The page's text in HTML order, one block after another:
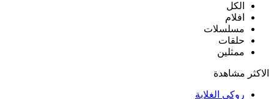
الكل
افلام
مسلسلات
حلقات
ممثلين
الاكثر مشاهدة
روكي الغلابة